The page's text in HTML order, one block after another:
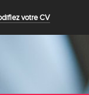
votre CV